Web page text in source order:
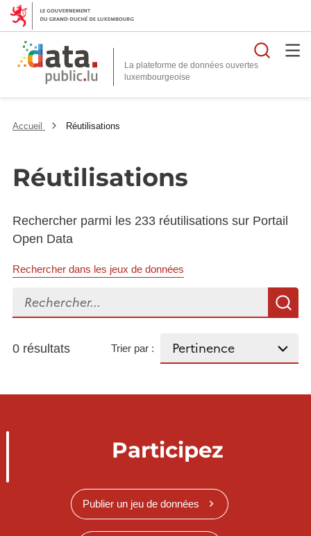
La plateforme de données ouvertes
Accueil Réutilisations
Réutilisations
Rechercher parmi les 233 réutilisations sur Portail
Open Data
Rechercher dans les jeux de données
Rechercher...
0 résultats Trier par :
Participez
Publier un jeu de données